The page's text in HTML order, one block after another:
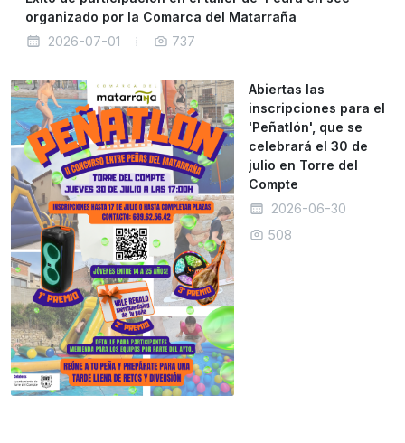
organizado por la Comarca del Matarraña
2026-07-01
737
Abiertas las
inscripciones para el
'Peñatlón', que se
celebrará el 30 de
julio en Torre del
Compte
2026-06-30
508